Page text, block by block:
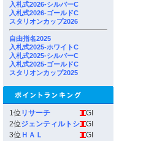
入札式2026-シルバーC
入札式2026-ゴールドC
スタリオンカップ2026
自由指名2025
入札式2025-ホワイトC
入札式2025-シルバーC
入札式2025-ゴールドC
スタリオンカップ2025
1位 リサーチ
GI
2位ジェンティルトシ
GI
3位 ＨＡＬ
GI